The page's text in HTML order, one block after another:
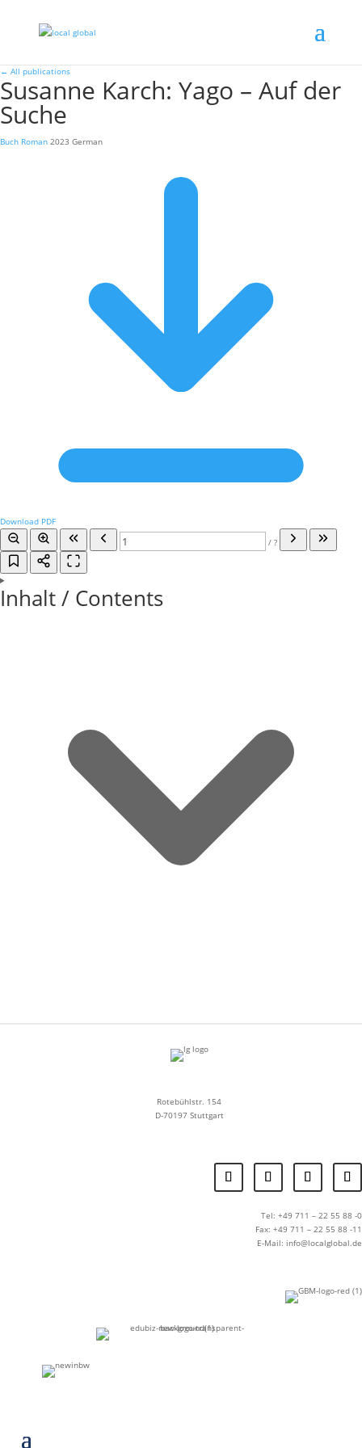
← All publications
Susanne Karch: Yago – Auf der
Suche
Buch Roman 2023 German
Download PDF
/ ?
Inhalt / Contents
Rotebühlstr. 154
D-70197 Stuttgart
Tel: +49 711 – 22 55 88 -0
Fax: +49 711 – 22 55 88 -11
E-Mail: info@localglobal.de